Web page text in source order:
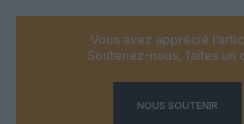
Vous avez apprécié
Soutenez-nous, faites un
NOUS SOUTENIR